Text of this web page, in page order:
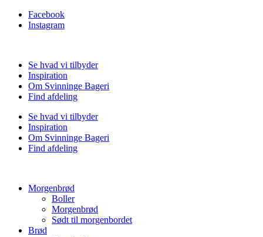
Facebook
Instagram
Se hvad vi tilbyder
Inspiration
Om Svinninge Bageri
Find afdeling
Se hvad vi tilbyder
Inspiration
Om Svinninge Bageri
Find afdeling
Morgenbrød
Boller
Morgenbrød
Sødt til morgenbordet
Brød